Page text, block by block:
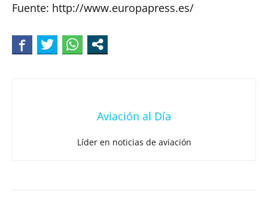
Fuente: http://www.europapress.es/
Aviación al Día
Líder en noticias de aviación